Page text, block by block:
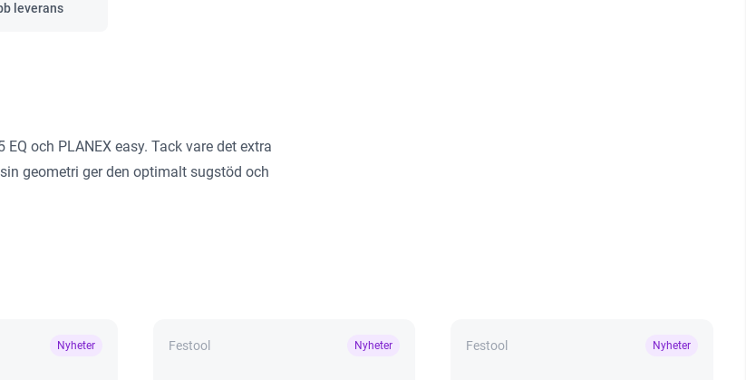
leverans
och PLANEX easy. Tack vare det extra
geometri ger den optimalt sugstöd och
Nyheter Festool Nyheter Festool Nyheter